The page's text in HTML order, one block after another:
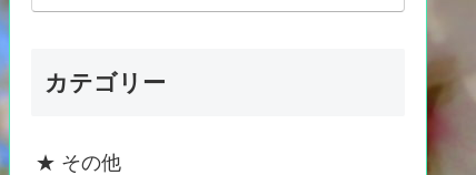
カテゴリー
★ その他